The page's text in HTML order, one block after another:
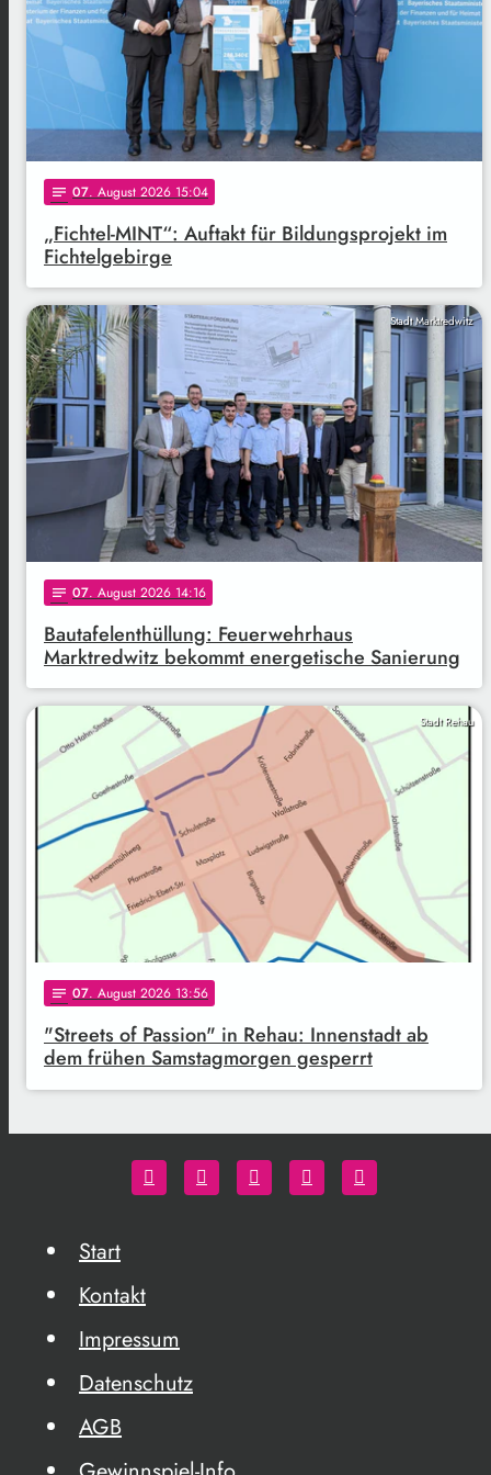
notes 07. August 2026 15:04
„Fichtel-MINT“: Auftakt für Bildungsprojekt im
Fichtelgebirge
Stadt Marktredwitz
notes 07. August 2026 14:16
Bautafelenthüllung: Feuerwehrhaus
Marktredwitz bekommt energetische Sanierung
Stadt Rehau
notes 07. August 2026 13:56
"Streets of Passion" in Rehau: Innenstadt ab
dem frühen Samstagmorgen gesperrt
Start
Kontakt
Impressum
Datenschutz
AGB